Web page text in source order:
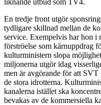
liknande utbud som TV4.
En tredje front utgör
tydligare skillnad mellan de
service. Exempelvis har hon i
förströelse som kärnuppdrag
kulturministern slopa
miljonerna utgör idag
men är avgörande för att SVT
de stora idrotterna.
kanalerna istället ska
bevakas av de kommersiella